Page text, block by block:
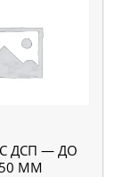
ДСП — ДО
ММ